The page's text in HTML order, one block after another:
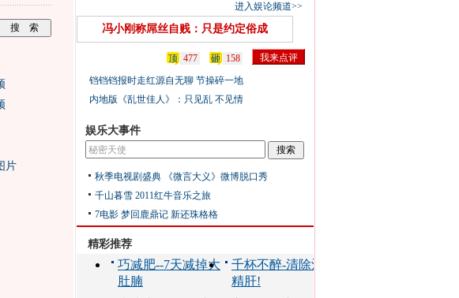
片
进入娱论频道>>
冯小刚称屌丝自贱：只是约定俗成
顶 477 砸
158
铛铛铛报时走红源自无聊 节操碎一地
内地版《乱世佳人》：只见乱 不见情
娱乐大事件
秋季电视剧盛典
《微言大义》微博脱口秀
千山暮雪 2011红牛音乐之旅
7电影 梦回鹿鼎记 新还珠格格
精彩推荐